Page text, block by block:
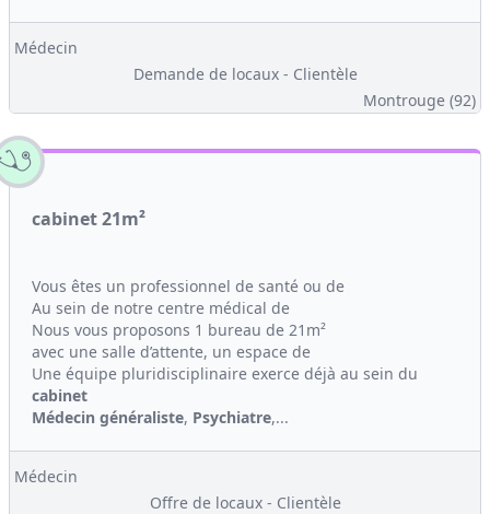
Médecin
Demande de locaux - Clientèle
Montrouge (92)
cabinet 21m²
Vous êtes un professionnel de santé ou de
Au sein de notre centre médical de
Nous vous proposons 1 bureau de 21m²
avec une salle d’attente, un espace de
Une équipe pluridisciplinaire exerce déjà au sein du
cabinet
Médecin généraliste, Psychiatre,...
Médecin
Offre de locaux - Clientèle